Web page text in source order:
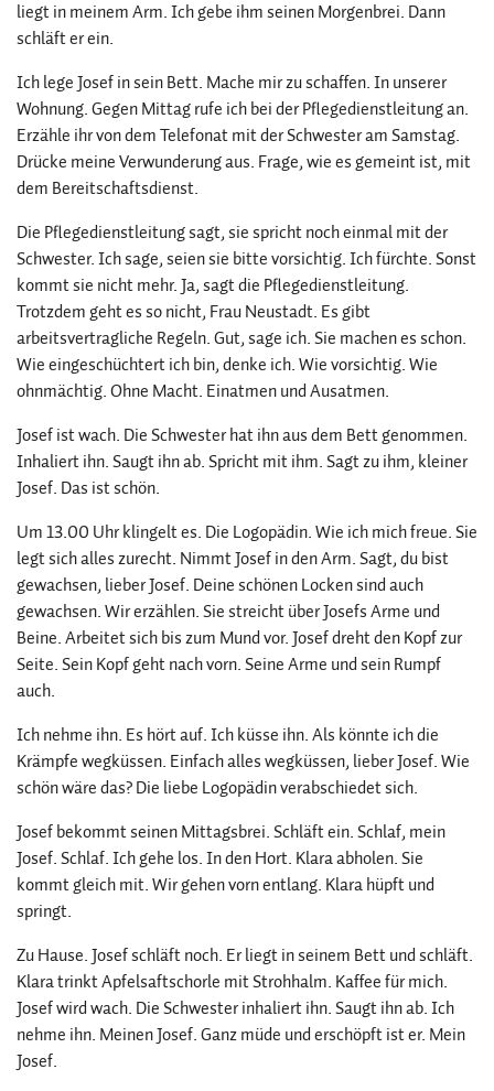
liegt in meinem Arm. Ich gebe ihm seinen Morgenbrei. Dann
schläft er ein.
Ich lege Josef in sein Bett. Mache mir zu schaffen. In unserer
Wohnung. Gegen Mittag rufe ich bei der Pflegedienstleitung an.
Erzähle ihr von dem Telefonat mit der Schwester am Samstag.
Drücke meine Verwunderung aus. Frage, wie es gemeint ist, mit
dem Bereitschaftsdienst.
Die Pflegedienstleitung sagt, sie spricht noch einmal mit der
Schwester. Ich sage, seien sie bitte vorsichtig. Ich fürchte. Sonst
kommt sie nicht mehr. Ja, sagt die Pflegedienstleitung.
Trotzdem geht es so nicht, Frau Neustadt. Es gibt
arbeitsvertragliche Regeln. Gut, sage ich. Sie machen es schon.
Wie eingeschüchtert ich bin, denke ich. Wie vorsichtig. Wie
ohnmächtig. Ohne Macht. Einatmen und Ausatmen.
Josef ist wach. Die Schwester hat ihn aus dem Bett genommen.
Inhaliert ihn. Saugt ihn ab. Spricht mit ihm. Sagt zu ihm, kleiner
Josef. Das ist schön.
Um 13.00 Uhr klingelt es. Die Logopädin. Wie ich mich freue. Sie
legt sich alles zurecht. Nimmt Josef in den Arm. Sagt, du bist
gewachsen, lieber Josef. Deine schönen Locken sind auch
gewachsen. Wir erzählen. Sie streicht über Josefs Arme und
Beine. Arbeitet sich bis zum Mund vor. Josef dreht den Kopf zur
Seite. Sein Kopf geht nach vorn. Seine Arme und sein Rumpf
auch.
Ich nehme ihn. Es hört auf. Ich küsse ihn. Als könnte ich die
Krämpfe wegküssen. Einfach alles wegküssen, lieber Josef. Wie
schön wäre das? Die liebe Logopädin verabschiedet sich.
Josef bekommt seinen Mittagsbrei. Schläft ein. Schlaf, mein
Josef. Schlaf. Ich gehe los. In den Hort. Klara abholen. Sie
kommt gleich mit. Wir gehen vorn entlang. Klara hüpft und
springt.
Zu Hause. Josef schläft noch. Er liegt in seinem Bett und schläft.
Klara trinkt Apfelsaftschorle mit Strohhalm. Kaffee für mich.
Josef wird wach. Die Schwester inhaliert ihn. Saugt ihn ab. Ich
nehme ihn. Meinen Josef. Ganz müde und erschöpft ist er. Mein
Josef.